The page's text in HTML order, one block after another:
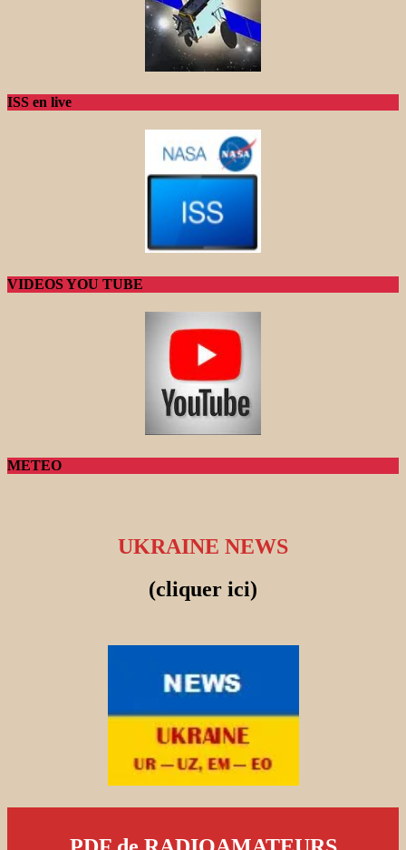
ISS en live
VIDEOS YOU TUBE
METEO
UKRAINE NEWS
(cliquer ici)